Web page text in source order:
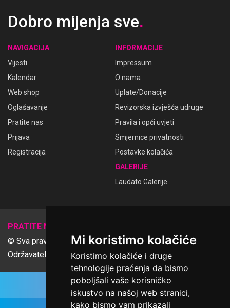
Mi koristimo kolačiće
Koristimo kolačiće i druge
tehnologije praćenja da bismo
poboljšali vaše korisničko
iskustvo na našoj web stranici,
kako bismo vam prikazali
Dobro mijenja sve.
NAVIGACIJA
Vijesti
Kalendar
Web shop
Oglašavanje
Pratite nas
Prijava
Registracija
INFORMACIJE
Impressum
O nama
Uplate/Donacije
Revizorska izvješća udruge
Pravila i opći uvjeti
Smjernice privatnosti
Postavke kolačića
GALERIJE
Laudato Galerije
PRATITE NAS
© Sva prava pridržana Udruga Ime dobrote
Održavatelj Netcom d.o.o., Riva 6, Rijeka